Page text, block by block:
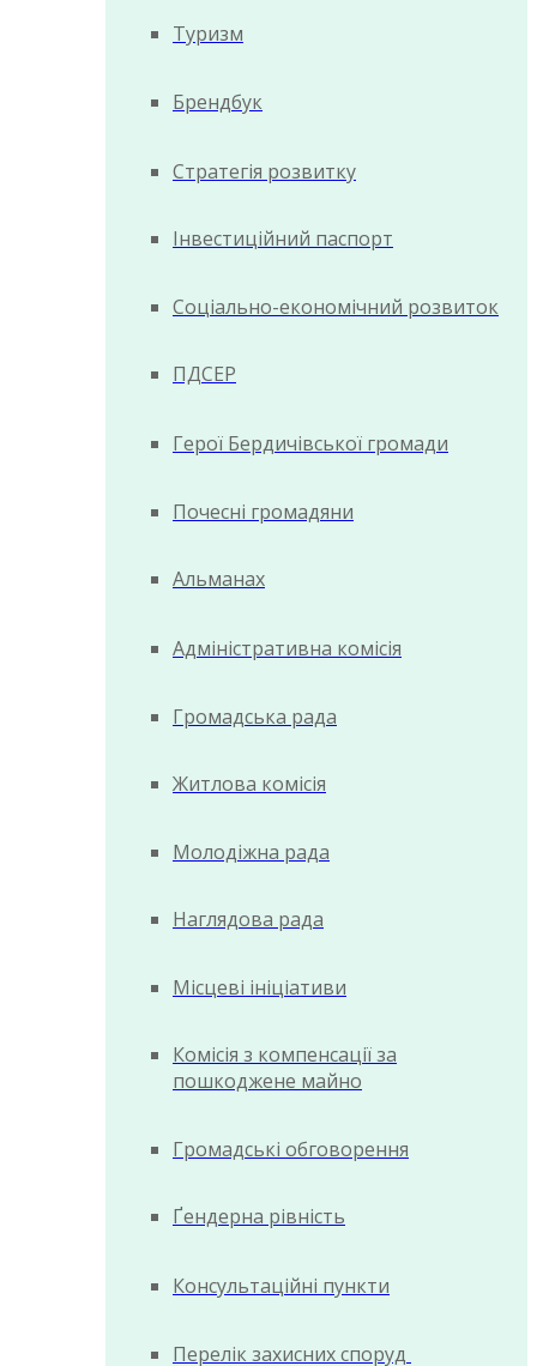
Туризм
Брендбук
Стратегія розвитку
Інвестиційний паспорт
Соціально-економічний розвиток
ПДСЕР
Герої Бердичівської громади
Почесні громадяни
Альманах
Адміністративна комісія
Громадська рада
Житлова комісія
Молодіжна рада
Наглядова рада
Місцеві ініціативи
Комісія з компенсації за
пошкоджене майно
Громадські обговорення
Ґендерна рівність
Консультаційні пункти
Перелік захисних споруд